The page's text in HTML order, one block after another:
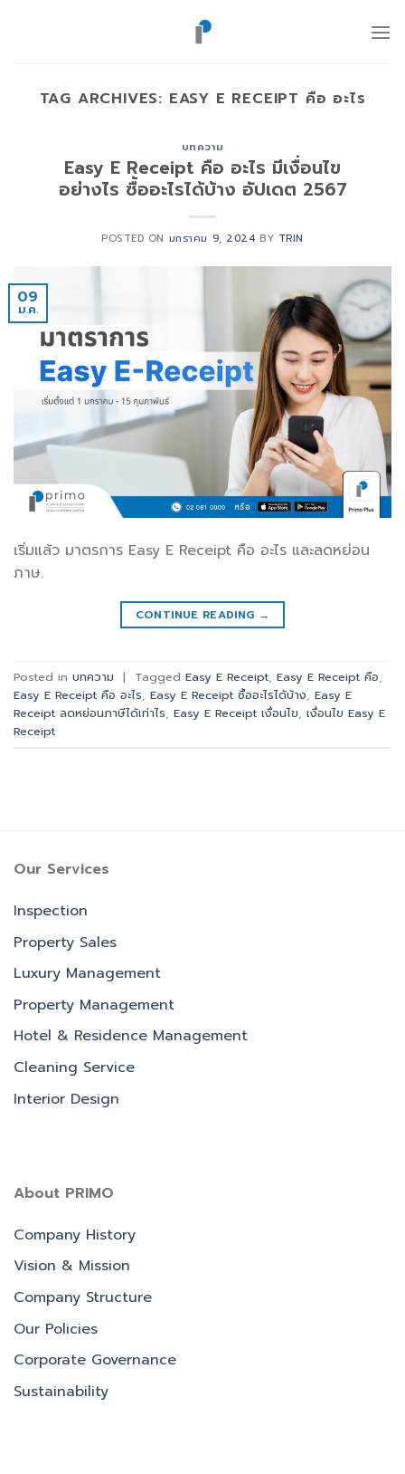
TAG ARCHIVES: EASY E RECEIPT คือ อะไร
บทความ
Easy E Receipt คือ อะไร มีเงื่อนไข
อย่างไร ซื้ออะไรได้บ้าง อัปเดต 2567
POSTED ON มกราคม 9, 2024 BY TRIN
09
ม.ค.
เริ่มแล้ว มาตรการ Easy E Receipt คือ อะไร และลดหย่อน
ภาษ.
CONTINUE READING →
Posted in บทความ | Tagged Easy E Receipt Easy E Receipt คือ
Easy E Receipt คือ อะไร Easy E Receipt ซื้ออะไรได้บ้าง Easy E
Receipt ลดหย่อนภาษีได้เท่าไร Easy E Receipt เงื่อนไข เงื่อนไข Easy E
Receipt
Our Services
Inspection
Property Sales
Luxury Management
Property Management
Hotel & Residence Management
Cleaning Service
Interior Design
About PRIMO
Company History
Vision & Mission
Company Structure
Our Policies
Corporate Governance
Sustainability